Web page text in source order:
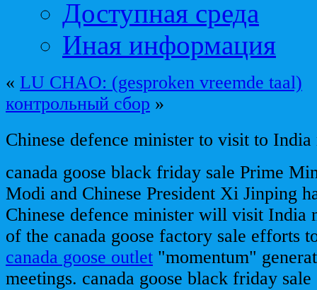
Доступная среда
Иная информация
« LU CHAO: (gesproken vreemde taal)
контрольный сбор »
Chinese defence minister to visit to India
canada goose black friday sale Prime
Modi and Chinese President Xi Jinping
Chinese defence minister will visit India
of the canada goose factory sale efforts
canada goose outlet "momentum"
meetings. canada goose black friday sale